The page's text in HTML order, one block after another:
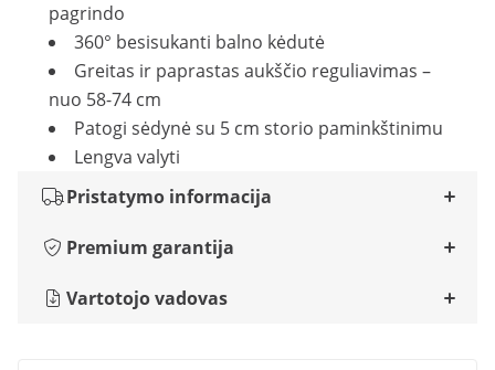
pagrindo
360° besisukanti balno kėdutė
Greitas ir paprastas aukščio reguliavimas –
nuo 58-74 cm
Patogi sėdynė su 5 cm storio paminkštinimu
Lengva valyti
Pristatymo informacija
Premium garantija
Vartotojo vadovas